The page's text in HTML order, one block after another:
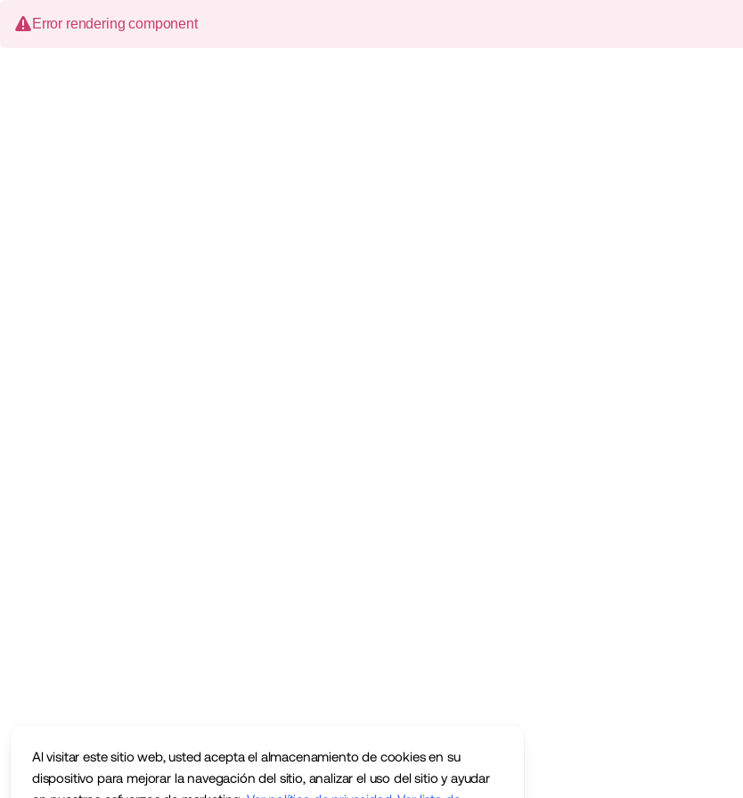
Al visitar este sitio web, usted acepta el almacenamiento de cookies en su
dispositivo para mejorar la navegación del sitio, analizar el uso del sitio y ayudar
Error rendering component